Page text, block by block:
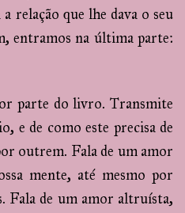
a relação que lhe dava o seu
entramos na última parte:
parte do livro. Transmite
e de como este precisa de
outrem. Fala de um amor
mente, até mesmo por
Fala de um amor altruísta,